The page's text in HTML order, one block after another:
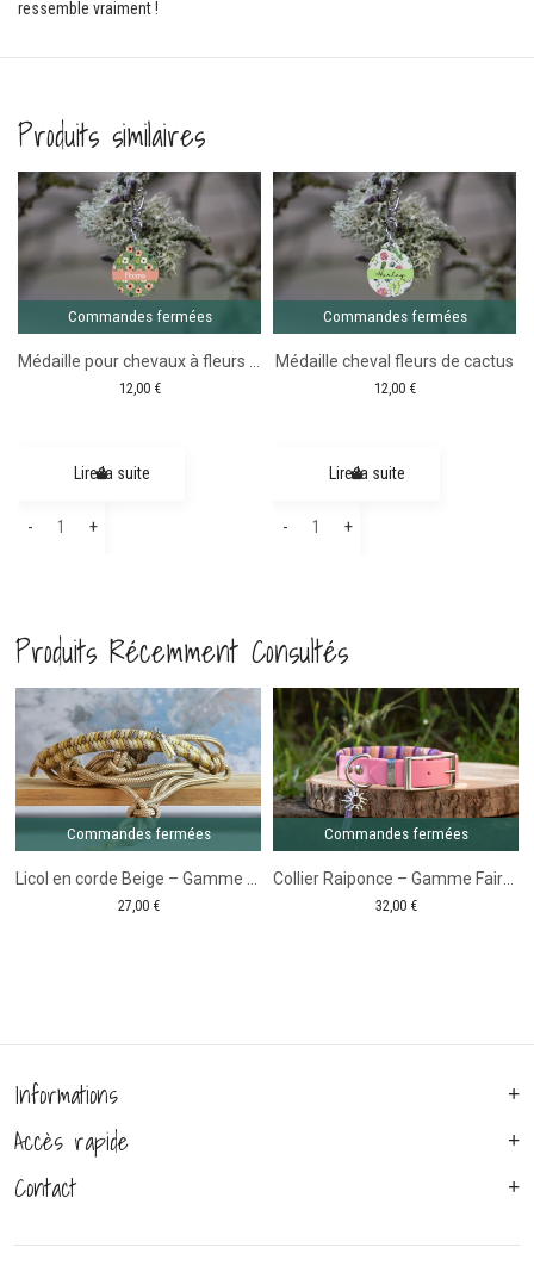
ressemble vraiment !
Produits similaires
Commandes fermées
12,00 €
Lire la suite
-
quantité
chevaux
fleurs
roses
+
Commandes fermées
Médaille cheval fleurs de cactus
12,00 €
Lire la suite
-
quantité
fleurs
cactus
+
Produits Récemment Consultés
Commandes fermées
27,00 €
Commandes fermées
32,00 €
-19%
Informations
Accès rapide
Contact